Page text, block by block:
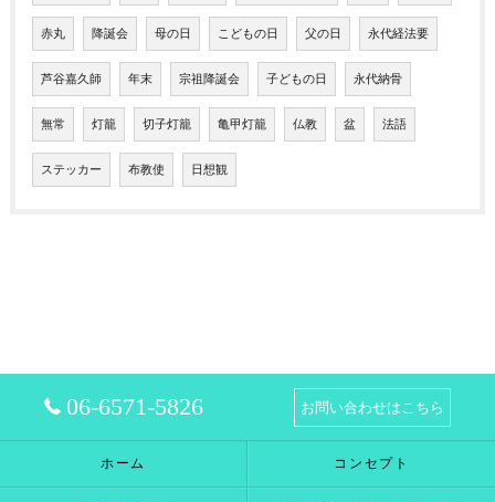
赤丸 降誕会 母の日 こどもの日 父の日 永代経法要
芦谷嘉久師 年末 宗祖降誕会 子どもの日 永代納骨
無常 灯籠 切子灯籠 亀甲灯籠 仏教 盆 法語
ステッカー 布教使 日想観
06-6571-5826 お問い合わせはこちら
ホーム コンセプト